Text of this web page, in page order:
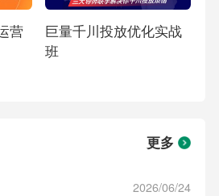
营
巨量千川投放优化实战
班
更多
2026/06/24